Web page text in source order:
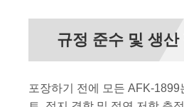
규정 준수 및 생산
포장하기 전에 모든 AFK-1899